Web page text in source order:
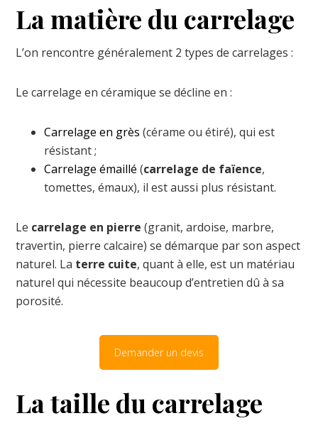
La matière du carrelage
L’on rencontre généralement 2 types de carrelages :
Le carrelage en céramique se décline en :
Carrelage en grès (cérame ou étiré), qui est
résistant ;
Carrelage émaillé (carrelage de faïence,
tomettes, émaux), il est aussi plus résistant.
Le carrelage en pierre (granit, ardoise, marbre,
travertin, pierre calcaire) se démarque par son aspect
naturel. La terre cuite, quant à elle, est un matériau
naturel qui nécessite beaucoup d’entretien dû à sa
porosité.
Demander un devis
La taille du carrelage